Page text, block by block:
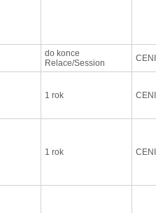
do konce
Relace/Session
1 rok
1 rok